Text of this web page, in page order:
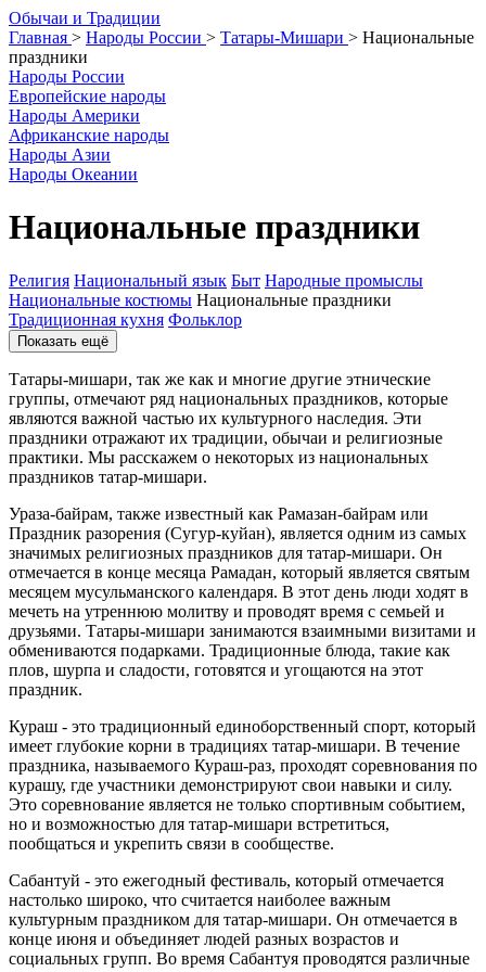
Обычаи и Традиции
Главная > Народы России > Татары-Мишари > Национальные
праздники
Народы России
Европейские народы
Народы Америки
Африканские народы
Народы Азии
Народы Океании
Национальные праздники
Религия Национальный язык Быт Народные промыслы
Национальные костюмы Национальные праздники
Традиционная кухня Фольклор
Показать ещё
Татары-мишари, так же как и многие другие этнические
группы, отмечают ряд национальных праздников, которые
являются важной частью их культурного наследия. Эти
праздники отражают их традиции, обычаи и религиозные
практики. Мы расскажем о некоторых из национальных
праздников татар-мишари.
Ураза-байрам, также известный как Рамазан-байрам или
Праздник разорения (Сугур-куйан), является одним из самых
значимых религиозных праздников для татар-мишари. Он
отмечается в конце месяца Рамадан, который является святым
месяцем мусульманского календаря. В этот день люди ходят в
мечеть на утреннюю молитву и проводят время с семьей и
друзьями. Татары-мишари занимаются взаимными визитами и
обмениваются подарками. Традиционные блюда, такие как
плов, шурпа и сладости, готовятся и угощаются на этот
праздник.
Кураш - это традиционный единоборственный спорт, который
имеет глубокие корни в традициях татар-мишари. В течение
праздника, называемого Кураш-раз, проходят соревнования по
курашу, где участники демонстрируют свои навыки и силу.
Это соревнование является не только спортивным событием,
но и возможностью для татар-мишари встретиться,
пообщаться и укрепить связи в сообществе.
Сабантуй - это ежегодный фестиваль, который отмечается
настолько широко, что считается наиболее важным
культурным праздником для татар-мишари. Он отмечается в
конце июня и объединяет людей разных возрастов и
социальных групп. Во время Сабантуя проводятся различные